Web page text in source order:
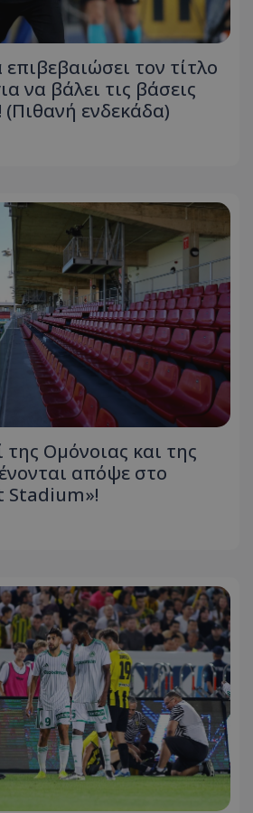
τον τίτλο
να βάλει τις βάσεις
(Πιθανή ενδεκάδα)
Ομόνοιας και της
απόψε στο
Stadium»!